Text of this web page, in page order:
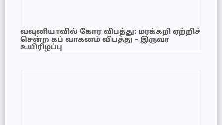
வவுனியாவில் கோர விபத்து: மரக்கறி ஏற்றிச்
சென்ற கப் வாகனம் விபத்து – இருவர்
உயிரிழப்பு